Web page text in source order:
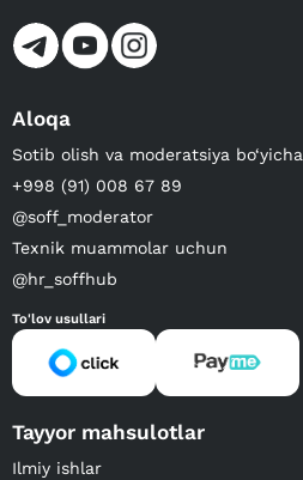
Aloqa
Sotib olish va moderatsiya bo‘yicha
+998 (91) 008 67 89
@soff_moderator
Texnik muammolar uchun
@hr_soffhub
To'lov usullari
Tayyor mahsulotlar
Ilmiy ishlar